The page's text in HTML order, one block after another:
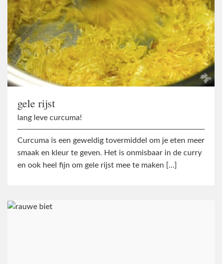
gele rijst
lang leve curcuma!
Curcuma is een geweldig tovermiddel om je eten meer
smaak en kleur te geven. Het is onmisbaar in de curry
en ook heel fijn om gele rijst mee te maken […]